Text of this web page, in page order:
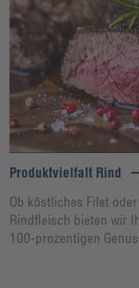
Produktvielfalt Rind
Ob köstliches Filet
Rindfleisch bieten wir
100-prozentigen